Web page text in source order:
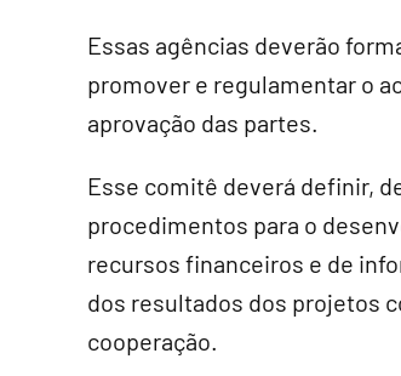
Essas agências deverão
promover e regulamentar o
aprovação das partes.
Esse comitê deverá definir,
procedimentos para o
recursos financeiros e de
dos resultados dos projetos
cooperação.